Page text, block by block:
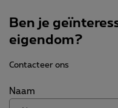
Ben je
eigendom?
Contacteer ons
Naam